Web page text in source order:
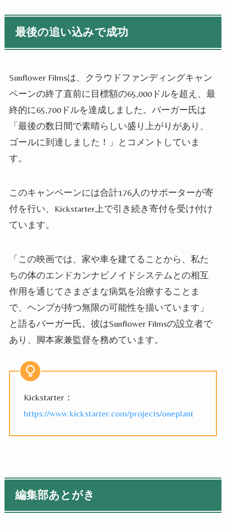
最後の追い込みで成功
Sunflower Filmsは、クラウドファンディングキャン
ペーンの終了直前に目標額の65,000ドルを超え、最
終的に65,700ドルを達成しました。バーガー氏は
「最後の数日間で素晴らしい盛り上がりがあり、
ゴールに到達しました！」とコメントしていま
す。
このキャンペーンには合計176人のサポーターが寄
付を行い、Kickstarter上で引き続き寄付を受け付け
ています。
「この映画では、家や車を建てることから、私た
ちの体のエンドカンナビノイドシステムとの相互
作用を通じてさまざまな病気を治療することま
で、ヘンプが持つ無限の可能性を描いています」
と語るバーガー氏。彼はSunflower Filmsの設立者で
あり、脚本家兼監督を務めています。
Kickstarter：
https://www.kickstarter.com/projects/oneplant
編集部あとがき